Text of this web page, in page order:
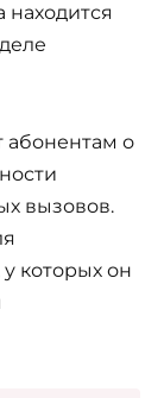
находится
абонентам о
вызовов.
которых он